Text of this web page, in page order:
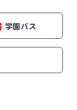
学園バス